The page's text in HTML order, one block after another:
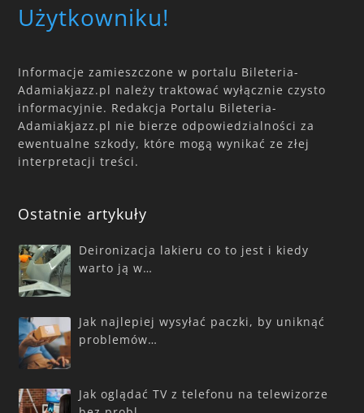
Użytkowniku!
Informacje zamieszczone w portalu Bileteria-
Adamiakjazz.pl należy traktować wyłącznie czysto
informacyjnie. Redakcja Portalu Bileteria-
Adamiakjazz.pl nie bierze odpowiedzialności za
ewentualne szkody, które mogą wynikać ze złej
interpretacji treści.
Ostatnie artykuły
Deironizacja lakieru co to jest i kiedy
warto ją w…
Jak najlepiej wysyłać paczki, by uniknąć
problemów…
Jak oglądać TV z telefonu na telewizorze